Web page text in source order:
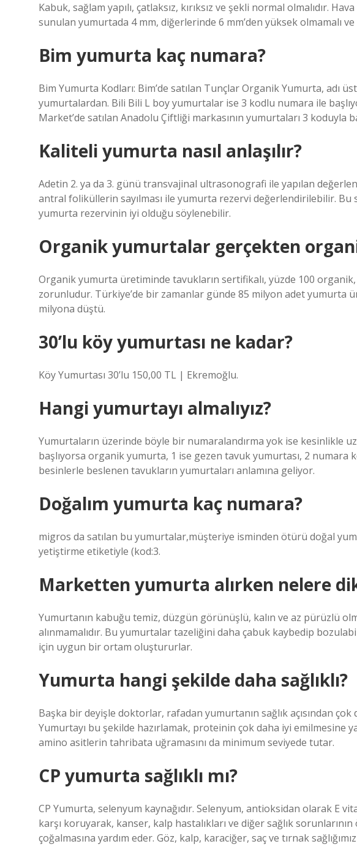
Kabuk, sağlam yapılı, çatlaksız, kırıksız ve şekli normal olmalıdır.
sunulan yumurtada 4 mm, diğerlerinde 6 mm’den yüksek olmamalı ve
Bim yumurta kaç numara?
Bim Yumurta Kodları: Bim’de satılan Tunçlar Organik Yumurta, adı
yumurtalardan. Bili Bili L boy yumurtalar ise 3 kodlu numara ile
Market’de satılan Anadolu Çiftliği markasının yumurtaları 3 koduyla
Kaliteli yumurta nasıl anlaşılır?
Adetin 2. ya da 3. günü transvajinal ultrasonografi ile yapılan
antral foliküllerin sayılması ile yumurta rezervi değerlendirilebilir. Bu
yumurta rezervinin iyi olduğu söylenebilir.
Organik yumurtalar gerçekten
Organik yumurta üretiminde tavukların sertifikalı, yüzde 100
zorunludur. Türkiye’de bir zamanlar günde 85 milyon adet yumurta
milyona düştü.
30’lu köy yumurtası ne kadar?
Köy Yumurtası 30’lu 150,00 TL | Ekremoğlu.
Hangi yumurtayı almalıyız?
Yumurtaların üzerinde böyle bir numaralandırma yok ise kesinlikle
başlıyorsa organik yumurta, 1 ise gezen tavuk yumurtası, 2 numara
besinlerle beslenen tavukların yumurtaları anlamına geliyor.
Doğalım yumurta kaç numara?
migros da satılan bu yumurtalar,müşteriye isminden ötürü doğal
yetiştirme etiketiyle (kod:3.
Marketten yumurta alırken nelere
Yumurtanın kabuğu temiz, düzgün görünüşlü, kalın ve az pürüzlü
alınmamalıdır. Bu yumurtalar tazeliğini daha çabuk kaybedip
için uygun bir ortam oluştururlar.
Yumurta hangi şekilde daha sağlıklı?
Başka bir deyişle doktorlar, rafadan yumurtanın sağlık açısından
Yumurtayı bu şekilde hazırlamak, proteinin çok daha iyi emilmesine
amino asitlerin tahribata uğramasını da minimum seviyede tutar.
CP yumurta sağlıklı mı?
CP Yumurta, selenyum kaynağıdır. Selenyum, antioksidan olarak E
karşı koruyarak, kanser, kalp hastalıkları ve diğer sağlık sorunlarının
çoğalmasına yardım eder. Göz, kalp, karaciğer, saç ve tırnak